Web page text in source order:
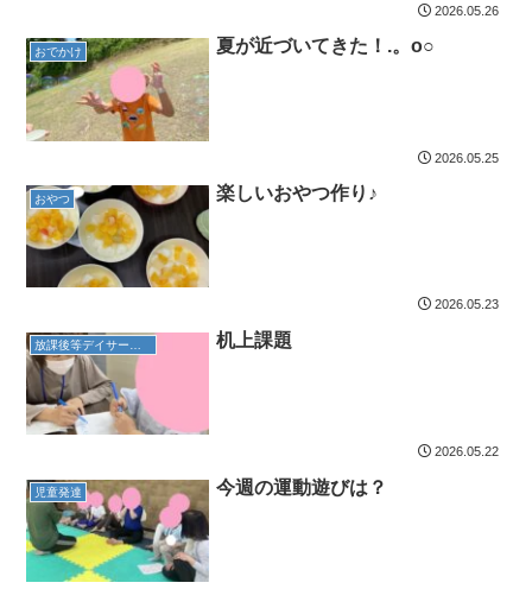
2026.05.26
おでかけ 夏が近づいてきた！.。o○
2026.05.25
おやつ 楽しいおやつ作り♪
2026.05.23
放課後等デイサービス 机上課題
2026.05.22
児童発達 今週の運動遊びは？